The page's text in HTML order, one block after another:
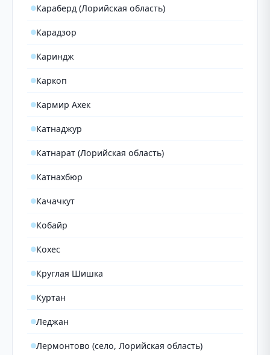
Караберд (Лорийская область)
Карадзор
Кариндж
Каркоп
Кармир Ахек
Катнаджур
Катнарат (Лорийская область)
Катнахбюр
Качачкут
Кобайр
Кохес
Круглая Шишка
Куртан
Леджан
Лермонтово (село, Лорийская область)